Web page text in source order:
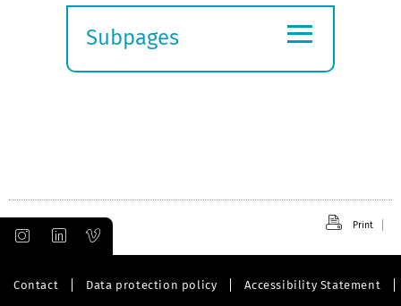
Subpages
≡
Print
Contact Data protection policy Accessibility Statement